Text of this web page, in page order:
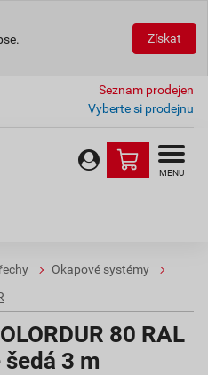
Získat
Seznam prodejen
Vyberte si prodejnu
MENU
Okapové systémy
80 RAL
3 m